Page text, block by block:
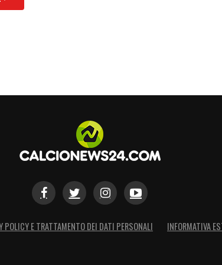
POLICY E TRATTAMENTO DEI DATI PERSONALI INFORMATIVA